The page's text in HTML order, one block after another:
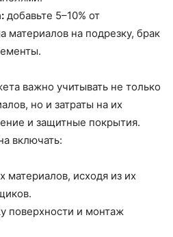
добавьте 5–10% от
материалов на подрезку, брак
важно учитывать не только
но и затраты на их
и защитные покрытия.
включать:
материалов, исходя из их
поверхности и монтаж